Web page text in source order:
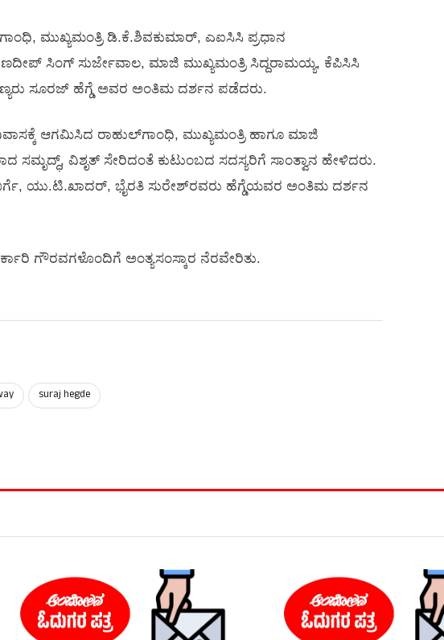
ಮುಖ್ಯಮಂತ್ರಿ ಡಿ.ಕೆ.ಶಿವಕುಮಾರ್, ಎಐಸಿಸಿ ಪ್ರಧಾನ
ಸಿಂಗ್ ಸುರ್ಜೇವಾಲ, ಮಾಜಿ ಮುಖ್ಯಮಂತ್ರಿ ಸಿದ್ದರಾಮಯ್ಯ, ಕೆಪಿಸಿಸಿ
ಸೂರಜ್ ಹೆಗ್ಡೆ ಅವರ ಅಂತಿಮ ದರ್ಶನ ಪಡೆದರು.
ಆಗಮಿಸಿದ ರಾಹುಲ್‍ಗಾಂಧಿ, ಮುಖ್ಯಮಂತ್ರಿ ಹಾಗೂ ಮಾಜಿ
ಸಮೃದ್ಧ್, ವಿಶೃತ್ ಸೇರಿದಂತೆ ಕುಟುಂಬದ ಸದಸ್ಯರಿಗೆ ಸಾಂತ್ವಾನ ಹೇಳಿದರು.
ಯು.ಟಿ.ಖಾದರ್, ಭೈರತಿ ಸುರೇಶ್‍ರವರು ಹೆಗ್ಡೆಯವರ ಅಂತಿಮ ದರ್ಶನ
ಗೌರವಗಳೊಂದಿಗೆ ಅಂತ್ಯಸಂಸ್ಕಾರ ನೆರವೇರಿತು.
suraj hegde